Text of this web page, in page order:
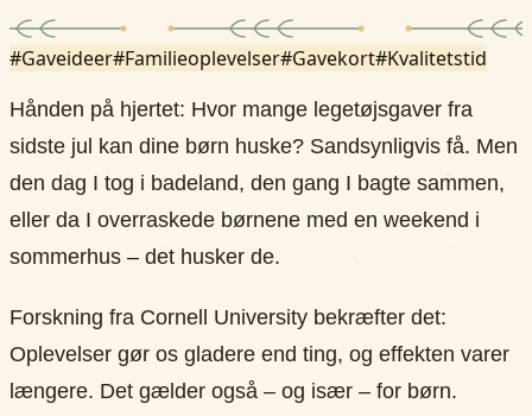
#Gaveideer#Familieoplevelser#Gavekort#Kvalitetstid
Hånden på hjertet: Hvor mange legetøjsgaver fra
sidste jul kan dine børn huske? Sandsynligvis få. Men
den dag I tog i badeland, den gang I bagte sammen,
eller da I overraskede børnene med en weekend i
sommerhus – det husker de.
Forskning fra Cornell University bekræfter det:
Oplevelser gør os gladere end ting, og effekten varer
længere. Det gælder også – og især – for børn.